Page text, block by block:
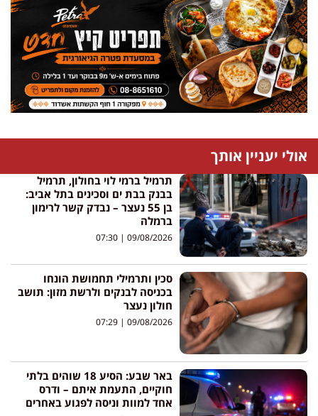
אולי יעניין אותך
תרמיל ברמי לוי בחולון, תרמיל
בבנק בבת ים וסכינים בתל אביב:
בן 55 נעצר – נבדק קשר לרימון
ברמלה
09/08/2026
סכין ותרמילי תחמושת הונחו
בכניסה לבנקים ולרשת מזון: תושב
חולון נעצר
09/08/2026
באר שבע: הסיע 18 שוהים בלתי
חוקיים, התעמת איתם – ודרס
אחד למוות וניסה לפגוע באחרים